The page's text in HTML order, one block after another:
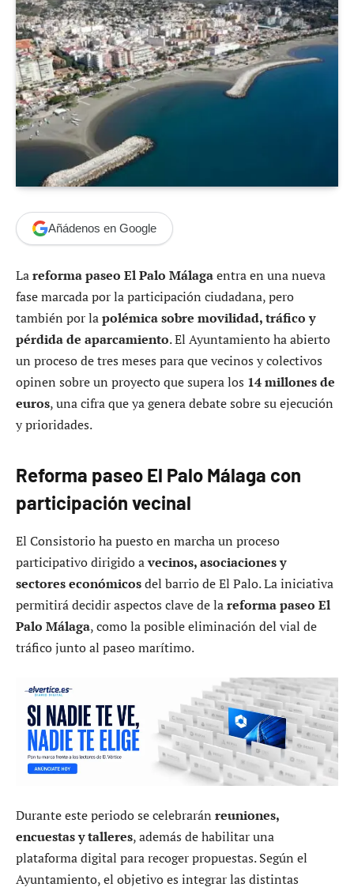
Añádenos en Google
Lareforma paseo El Palo Málagaentra en una nueva
fase marcada por la participación ciudadana, pero
también por lapolémica sobre movilidad, tráfico y
pérdida de aparcamiento. El Ayuntamiento ha abierto
un proceso de tres meses para que vecinos y colectivos
opinen sobre un proyecto que supera los 14 millones de
euros, una cifra que ya genera debate sobre su ejecución
y prioridades.
Reforma paseo El Palo Málaga con
participación vecinal
El Consistorio ha puesto en marcha un proceso
participativo dirigido avecinos, asociaciones y
sectores económicosdel barrio de El Palo. La iniciativa
permitirá decidir aspectos clave de lareforma paseo El
Palo Málaga, como la posible eliminación del vial de
tráfico junto al paseo marítimo.
Durante este periodo se celebrarán reuniones,
encuestas y talleres, además de habilitar una
plataforma digital para recoger propuestas. Según el
Ayuntamiento, el objetivo es integrar las distintas